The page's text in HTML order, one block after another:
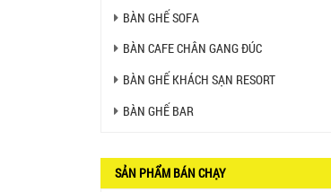
BÀN GHẾ SOFA
BÀN CAFE CHÂN GANG ĐÚC
BÀN GHẾ KHÁCH SẠN RESORT
BÀN GHẾ BAR
SẢN PHẨM BÁN CHẠY
CAFE CHÂN GỖ GIÁ RẺ - MÃ
SỐ: M002
550.000 VNĐ
GHẾ XẾP GẤP GIÁ RẺ - MÃ
SỐ: X001
BÀN CAFE BCF01 GIÁ RẺ -
MÃ SỐ: BCF01
650.000 VNĐ